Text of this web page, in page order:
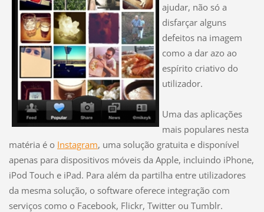
ajudar, não só a
disfarçar alguns
defeitos na imagem
como a dar azo ao
espírito criativo do
utilizador.
Uma das aplicações
mais populares nesta
matéria é o Instagram, uma solução gratuita e disponível
apenas para dispositivos móveis da Apple, incluindo iPhone,
iPod Touch e iPad. Para além da partilha entre utilizadores
da mesma solução, o software oferece integração com
serviços como o Facebook, Flickr, Twitter ou Tumblr.